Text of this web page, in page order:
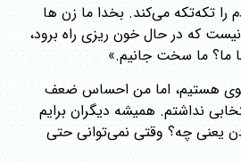
تکه‌تکه می‌کند. بخدا ما زن ها
که در حال خون ریزی راه برود،
ما؟ ما سخت جانیم.»
هستیم، اما من احساس ضعف
نداشتم. همیشه دیگران برایم
یعنی چه؟ وقتی نمی‌توانی حتی